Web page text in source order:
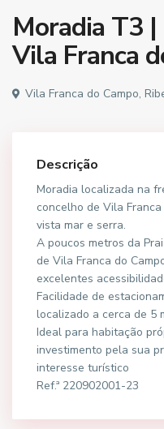
Moradia T3 |
Vila Franca
Vila Franca do Campo,
Descrição
Moradia localizada na
concelho de Vila
vista mar e serra.
A poucos metros da
de Vila Franca do
excelentes
Facilidade de
localizado a cerca de 5
Ideal para habitação
investimento pela sua
interesse turístico
Ref.ª 220902001-23